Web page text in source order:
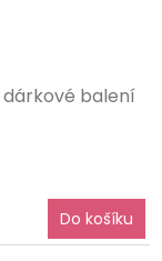
dárkové balení
Do košíku